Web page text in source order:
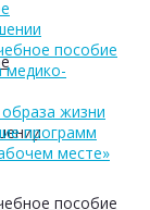
пособие
пособие
медико-
жизни
программ
месте»